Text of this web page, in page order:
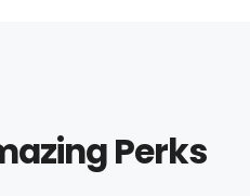
Perks